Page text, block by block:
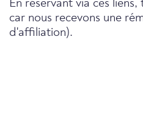
En réservant via ces
car nous recevons une
d'affiliation).